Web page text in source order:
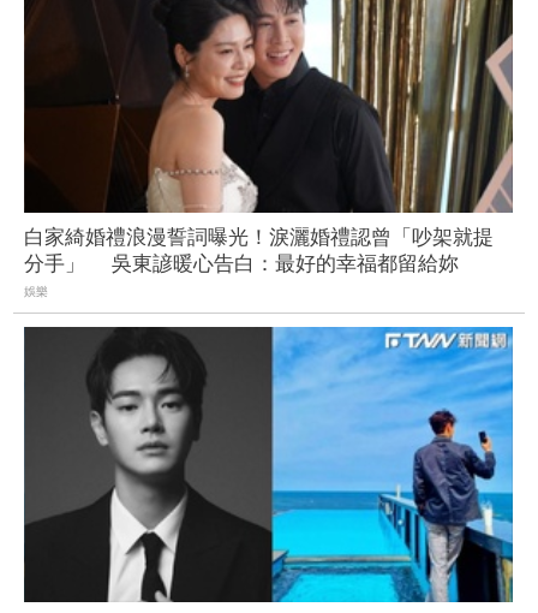
白家綺婚禮浪漫誓詞曝光！淚灑婚禮認曾「吵架就提
分手」 吳東諺暖心告白：最好的幸福都留給妳
娛樂